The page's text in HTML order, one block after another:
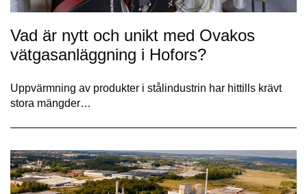
Vad är nytt och unikt med Ovakos
vätgasanläggning i Hofors?
Uppvärmning av produkter i stålindustrin har hittills krävt
stora mängder…